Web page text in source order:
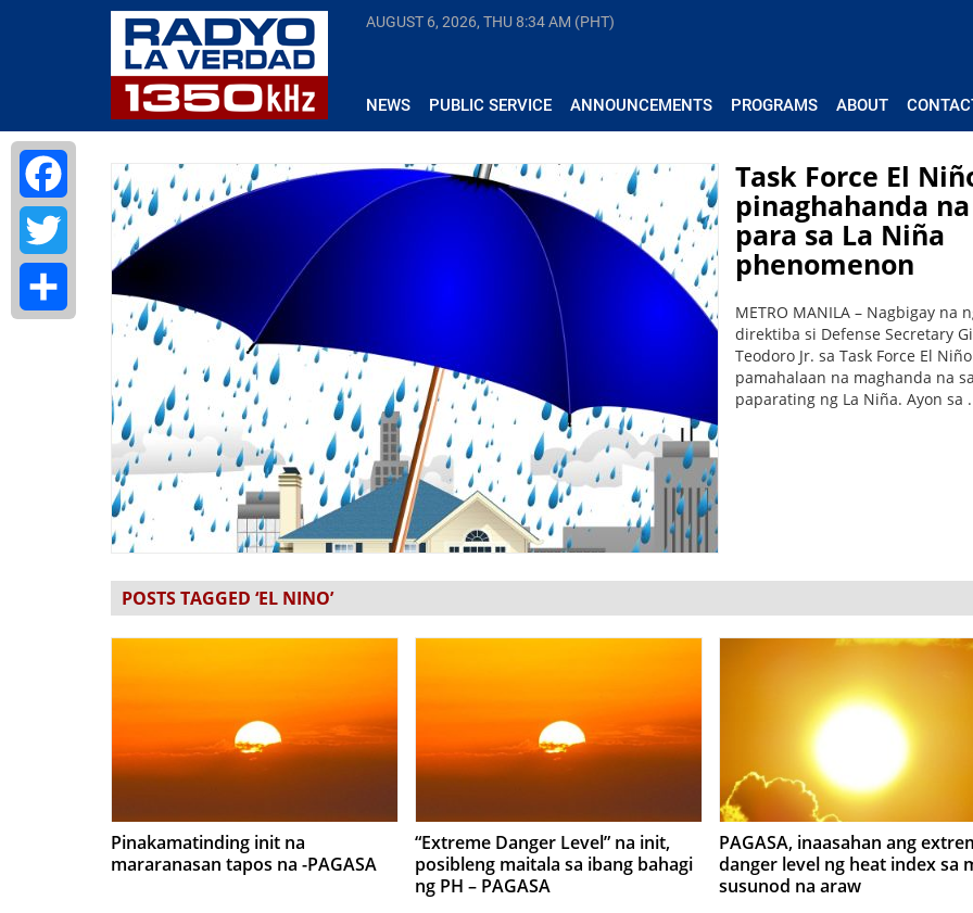
AUGUST 6, 2026, THU8:34 AM (PHT)
NEWS PUBLIC SERVICE ANNOUNCEMENTS PROGRAMS ABOUT
Task Force El
pinaghahanda na
para sa La Niña
phenomenon
METRO MANILA – Nagbigay na
direktiba si Defense Secretary
Teodoro Jr. sa Task Force El
pamahalaan na maghanda na
paparating ng La Niña. Ayon sa
POSTS TAGGED ‘EL NINO’
Pinakamatinding init na
mararanasan tapos na -PAGASA
“Extreme Danger Level” na init,
posibleng maitala sa ibang bahagi
ng PH – PAGASA
PAGASA, inaasahan ang
danger level ng heat index sa
susunod na araw
Facebook
Twitter